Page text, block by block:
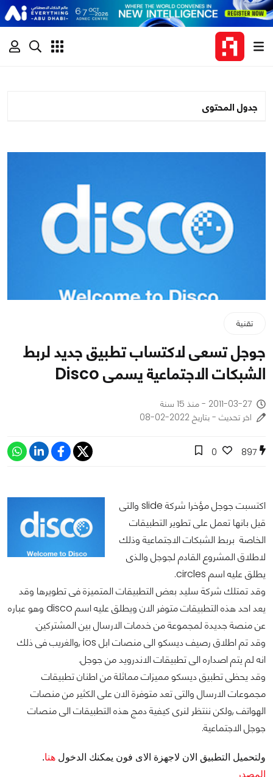
جدول المحتوى
تقنية
جوجل تسعى لاكتساب تطبيق جديد لربط
الشبكات الاجتماعية يسمى Disco
2011-03-27 - منذ 15 سنة
اخر تحديث - بتاريخ 2022-02-08
897
0
اكتسبت جوجل مؤخرا شركة slide والتى
قيل بانها تعمل على تطوير التطبيقات
الخاصة بربط الشبكات الاجتماعية وذلك
لاطلاق المشروع القادم لجوجل والذى
يطلق عليه اسم circles.
وقد تمتلك شركة سليد بعض التطبيقات المتميزة فى تطويرها وقد
يعد احد هذه التطبيقات متوفر الان ويطلق عليه اسم disco وهو عباره
عن منصة جديدة لمجموعة من خدمات الارسال بين المشتركين.
وقد تم اطلاق رصيف ديسكو الى منصات ابل ios ,والغريب فى ذلك
انه لم يتم اصداره الى تطبيقات الاندرويد من جوجل.
وقد يحظى تطبيق ديسكو مميزات مماثلة من اطنان تطبيقات
مجموعات الارسال والتى تعد متوفرة الان على الكثير من منصات
الهواتف ,ولكن ننتظر لنرى كيفية دمج هذه التطبيقات الى منصات
جوجل الاجتماعية.
ولتحميل التطبيق الان لاجهزة الاى فون يمكنك الدخول هنا.
المصدر